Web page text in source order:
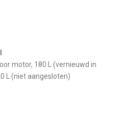
L (niet aangesloten)